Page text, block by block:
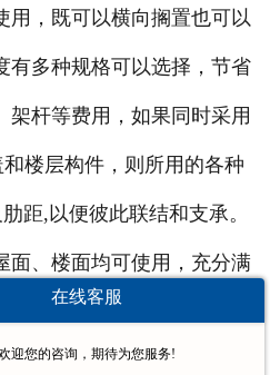
用，既可以横向搁置也可以
有多种规格可以选择，节省
架杆等费用，如果同时采用
楼层构件，则所用的各种
距,以便彼此联结和支承。
、楼面均可使用，充分满
，建筑自重减轻，施工周
力混凝土双T板广泛应用于
在线客服
迎您的咨询，期待为您服务!